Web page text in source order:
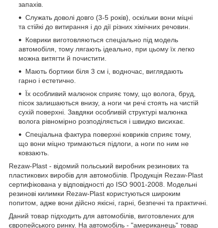
запахів.
Служать доволі довго (3-5 років), оскільки вони міцні
та стійкі до витирання і до дії різних хімічних речовин.
Коврики виготовляються спеціально під модель
автомобіля, тому лягають ідеально, при цьому їх легко
можна витягти й почистити.
Мають бортики біля 3 см і, водночас, виглядають
гарно і естетично.
Їх особливий малюнок сприяє тому, що волога, бруд,
пісок залишаються внизу, а ноги чи речі стоять на чистій
сухій поверхні. Завдяки особливій структурі малюнка
волога рівномірно розподіляється і швидко висихає.
Спеціальна фактура поверхні ковриків сприяє тому,
що вони міцно тримаються підлоги, а ноги по ним не
ковзають.
Rezaw-Plast - відомий польський виробник резинових та
пластикових виробів для автомобілів. Продукція Rezaw-Plast
сертифікована у відповідності до ISO 9001-2008. Модельні
резинові килимки Rezaw-Plast користуються широким
попитом, адже вони дійсно якісні, гарні, безпечні та практичні.
Даний товар підходить для автомобілів, виготовлених для
європейського ринку. На автомобіль - "американець" товар